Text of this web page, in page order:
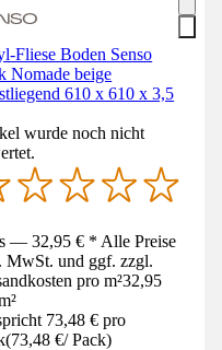
Fliese Boden Senso
Nomade beige
610 x 610 x 3,5
wurde noch nicht
— 32,95 € * Alle Preise
MwSt. und ggf. zzgl.
pro m²32,95
73,48 € pro
(73,48 €/ Pack)